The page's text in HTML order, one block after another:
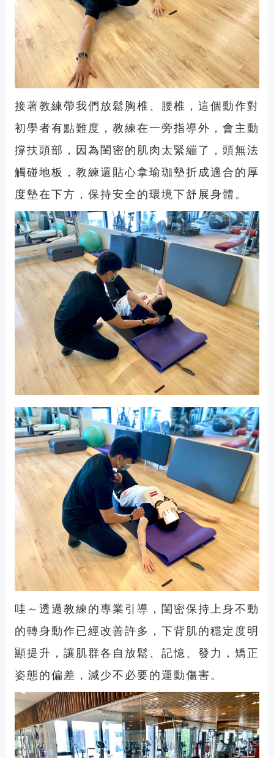
接著教練帶我們放鬆胸椎、腰椎，這個動作對
初學者有點難度，教練在一旁指導外，會主動
撐扶頭部，因為閨密的肌肉太緊繃了，頭無法
觸碰地板，教練還貼心拿瑜珈墊折成適合的厚
度墊在下方，保持安全的環境下舒展身體。
哇～透過教練的專業引導，閨密保持上身不動
的轉身動作已經改善許多，下背肌的穩定度明
顯提升，讓肌群各自放鬆、記憶、發力，矯正
姿態的偏差，減少不必要的運動傷害。